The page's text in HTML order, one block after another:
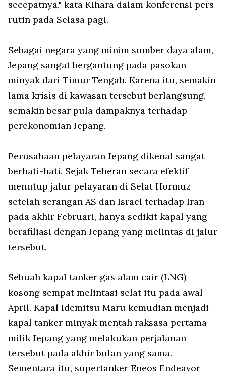
secepatnya," kata Kihara dalam konferensi pers
rutin pada Selasa pagi.
Sebagai negara yang minim sumber daya alam,
Jepang sangat bergantung pada pasokan
minyak dari Timur Tengah. Karena itu, semakin
lama krisis di kawasan tersebut berlangsung,
semakin besar pula dampaknya terhadap
perekonomian Jepang.
Perusahaan pelayaran Jepang dikenal sangat
berhati-hati. Sejak Teheran secara efektif
menutup jalur pelayaran di Selat Hormuz
setelah serangan AS dan Israel terhadap Iran
pada akhir Februari, hanya sedikit kapal yang
berafiliasi dengan Jepang yang melintas di jalur
tersebut.
Sebuah kapal tanker gas alam cair (LNG)
kosong sempat melintasi selat itu pada awal
April. Kapal Idemitsu Maru kemudian menjadi
kapal tanker minyak mentah raksasa pertama
milik Jepang yang melakukan perjalanan
tersebut pada akhir bulan yang sama.
Sementara itu, supertanker Eneos Endeavor